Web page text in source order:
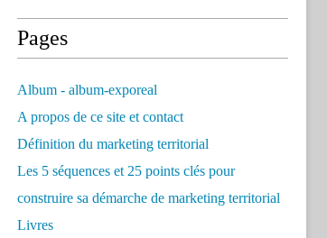
Pages
Album - album-exporeal
A propos de ce site et contact
Définition du marketing territorial
Les 5 séquences et 25 points clés pour
construire sa démarche de marketing territorial
Livres